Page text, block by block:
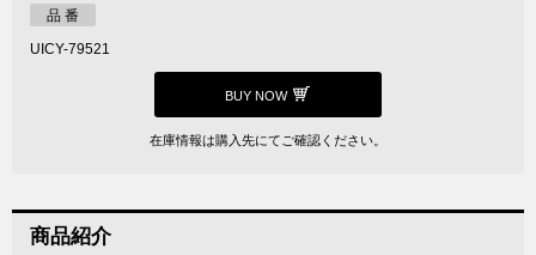
品 番
UICY-79521
BUY NOW
在庫情報は購入先にてご確認ください。
商品紹介